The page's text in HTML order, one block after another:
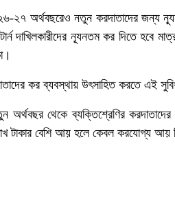
২৭ অর্থবছরেও নতুন করদাতাদের জন্য
দাখিলকারীদের ন্যূনতম কর দিতে হবে
কর ব্যবস্থায় উৎসাহিত করতে এই
অর্থবছর থেকে ব্যক্তিশ্রেণির
টাকার বেশি আয় হলে কেবল করযোগ্য আয়